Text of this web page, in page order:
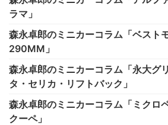
ラマ」
森永卓郎のミニカーコラム「ベスト
290MM」
森永卓郎のミニカーコラム「永大グ
タ・セリカ・リフトバック」
森永卓郎のミニカーコラム「ミクロ
クーペ」